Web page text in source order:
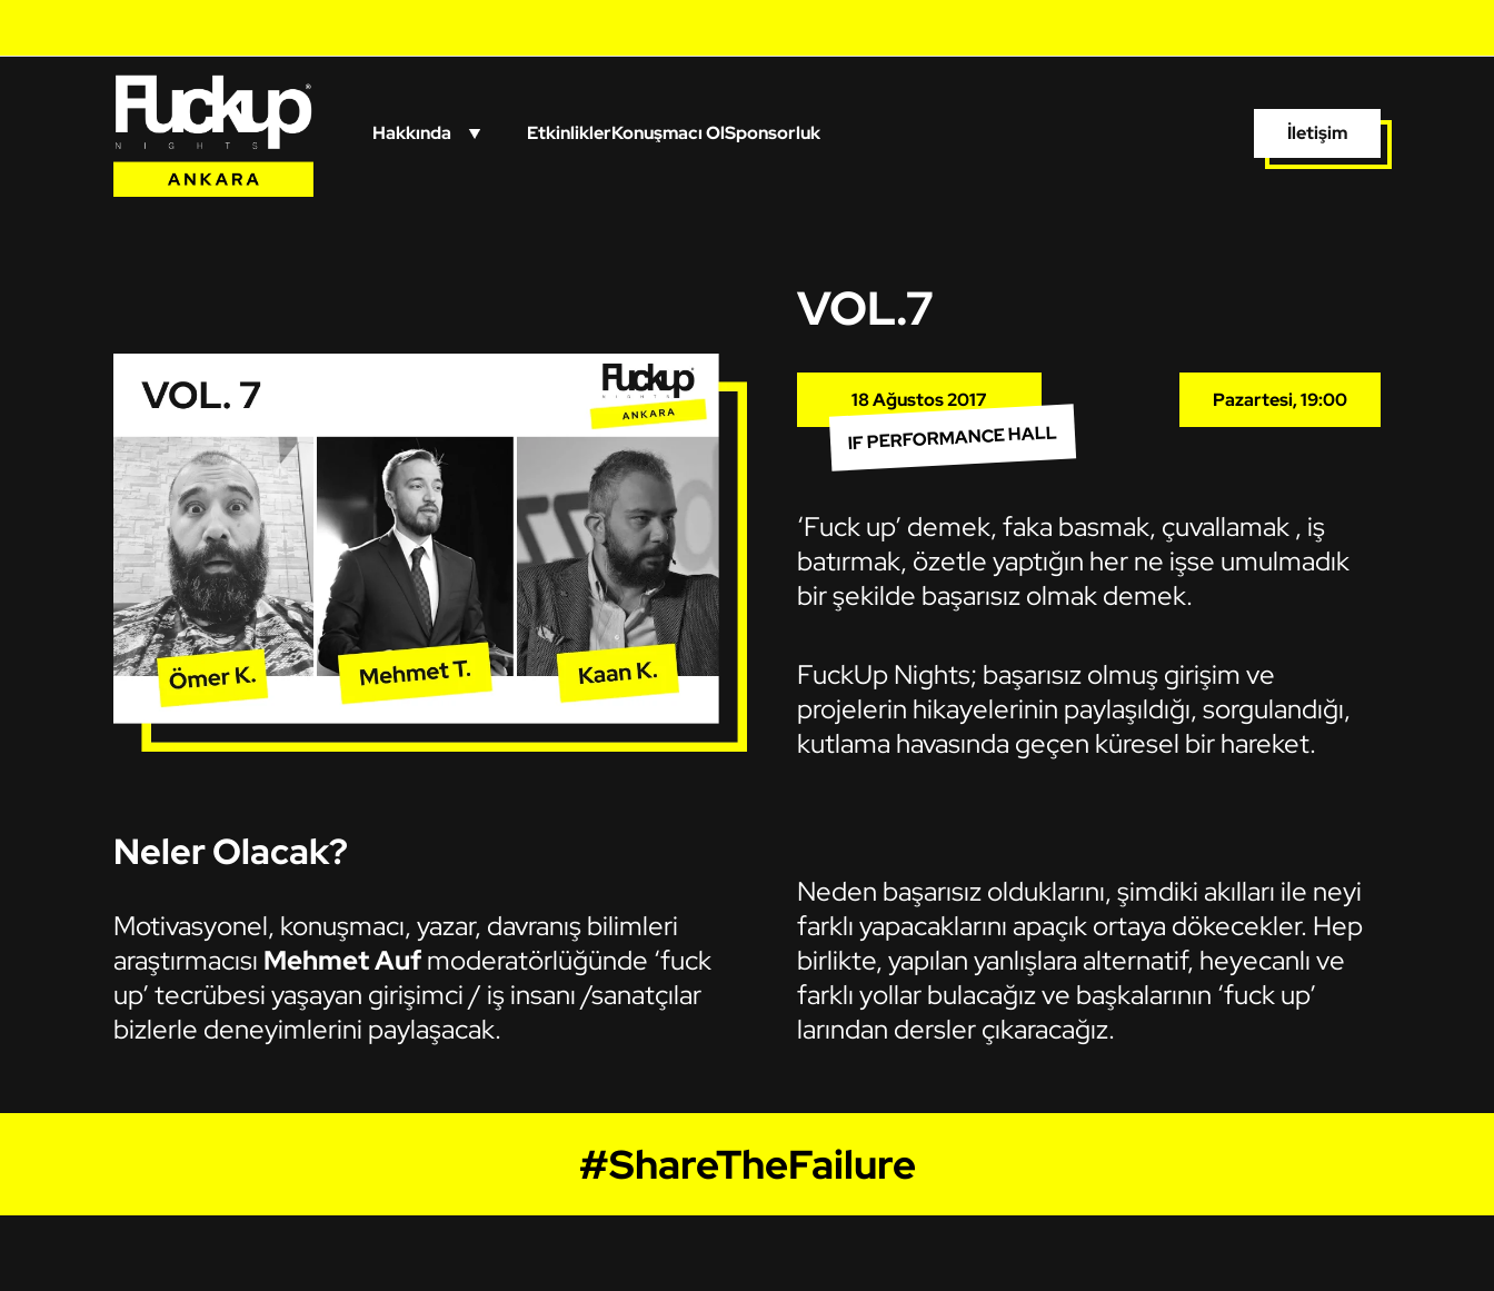
Hakkında EtkinliklerKonuşmacı OlSponsorluk İletişim
VOL.7
18 Ağustos 2017
IF PERFORMANCE HALL
Pazartesi, 19:00
‘Fuck up’ demek, faka basmak, çuvallamak , iş
batırmak, özetle yaptığın her ne işse umulmadık
bir şekilde başarısız olmak demek.
FuckUp Nights; başarısız olmuş girişim ve
projelerin hikayelerinin paylaşıldığı, sorgulandığı,
kutlama havasında geçen küresel bir hareket.
Neler Olacak?
Motivasyonel, konuşmacı, yazar, davranış bilimleri
araştırmacısı Mehmet Aufmoderatörlüğünde ‘fuck
up’ tecrübesi yaşayan girişimci / iş insanı /sanatçılar
bizlerle deneyimlerini paylaşacak.
Neden başarısız olduklarını, şimdiki akılları ile neyi
farklı yapacaklarını apaçık ortaya dökecekler. Hep
birlikte, yapılan yanlışlara alternatif, heyecanlı ve
farklı yollar bulacağız ve başkalarının ‘fuck up’
larından dersler çıkaracağız.
#ShareTheFailure